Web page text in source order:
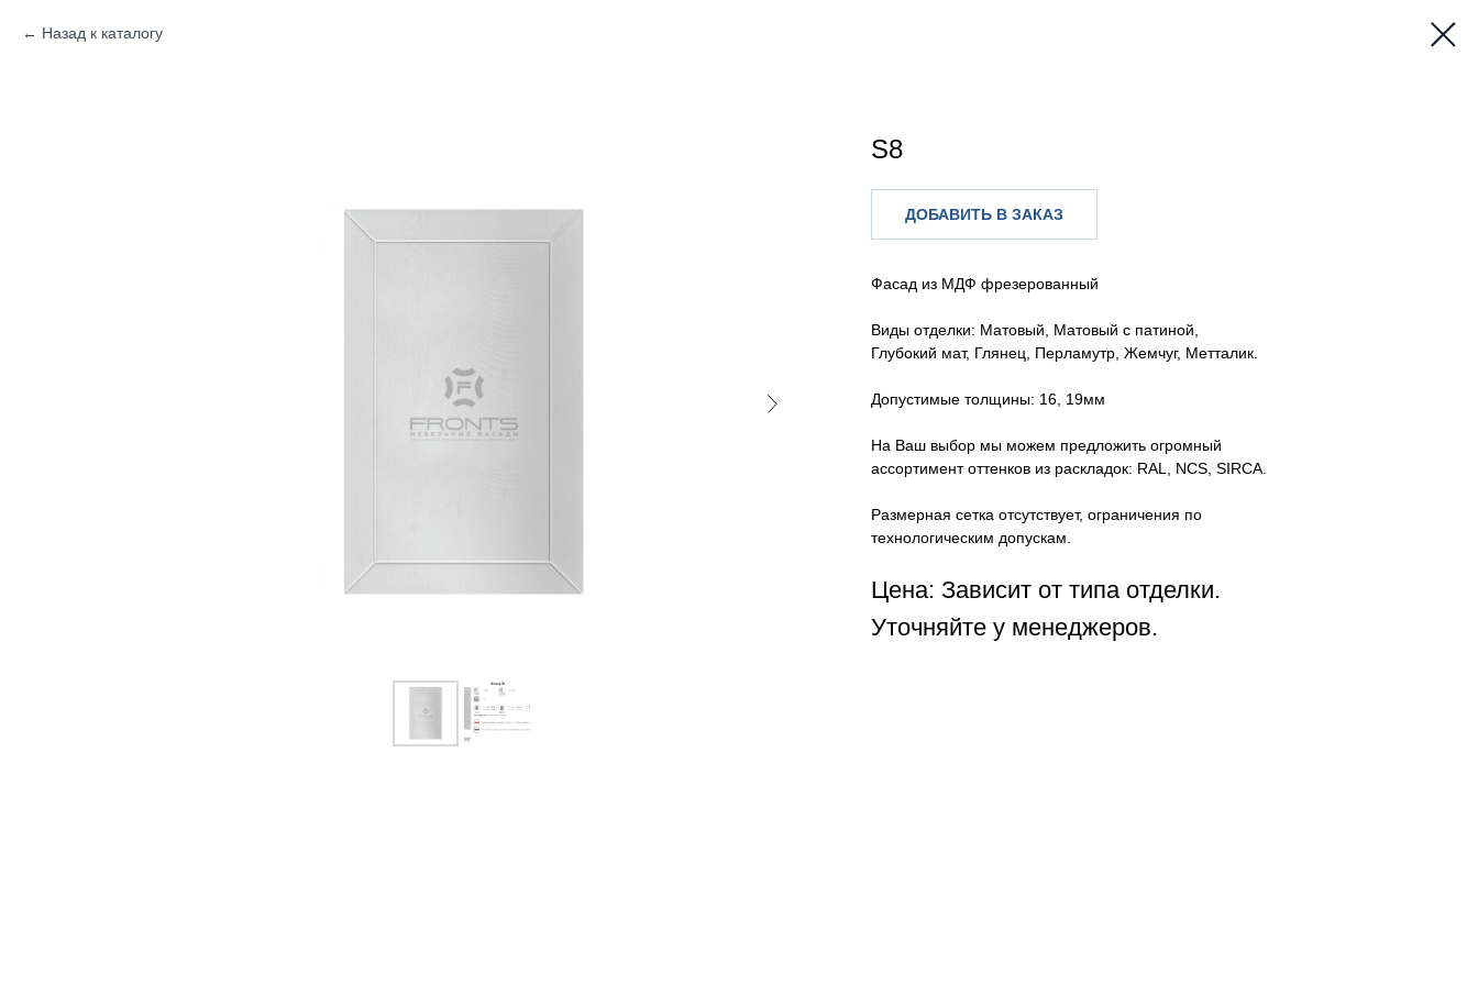
Назад к каталогу
S8
ДОБАВИТЬ В ЗАКАЗ
Фасад из МДФ фрезерованный
Виды отделки: Матовый, Матовый с патиной,
Глубокий мат, Глянец, Перламутр, Жемчуг, Метталик.
Допустимые толщины: 16, 19мм
На Ваш выбор мы можем предложить огромный
ассортимент оттенков из раскладок: RAL, NCS, SIRCA.
Размерная сетка отсутствует, ограничения по
технологическим допускам.
Цена: Зависит от типа отделки.
Уточняйте у менеджеров.